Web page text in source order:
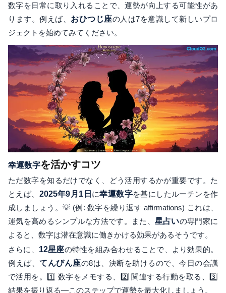
数字を日常に取り入れることで、運勢が向上する可能性があ
ります。例えば、 おひつじ座の人は7を意識して新しいプロ
ジェクトを始めてみてください。
幸運数字を活かすコツ
ただ数字を知るだけでなく、どう活用するかが重要です。た
とえば、 2025年9月1日 に幸運数字を基にしたルーチンを作
成しましょう。💡 (例: 数字を繰り返す affirmations) これは、
運気を高めるシンプルな方法です。また、 星占いの専門家に
よると、数字は潜在意識に働きかける効果があるそうです。
さらに、 12星座の特性を組み合わせることで、より効果的。
例えば、 てんびん座の8は、決断を助けるので、今日の会議
で活用を。1️⃣ 数字をメモする、2️⃣ 関連する行動を取る、3️⃣
結果を振り返る—このステップで運勢を最大化しましょう。